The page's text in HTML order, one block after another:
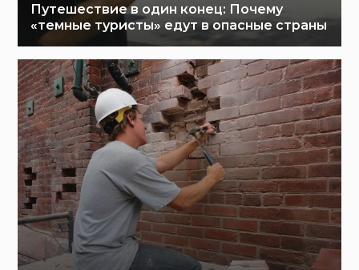
Путешествие в один конец: Почему
«темные туристы» едут в опасные страны